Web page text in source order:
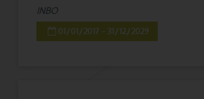
INBO
01/01/2017 - 31/12/2029